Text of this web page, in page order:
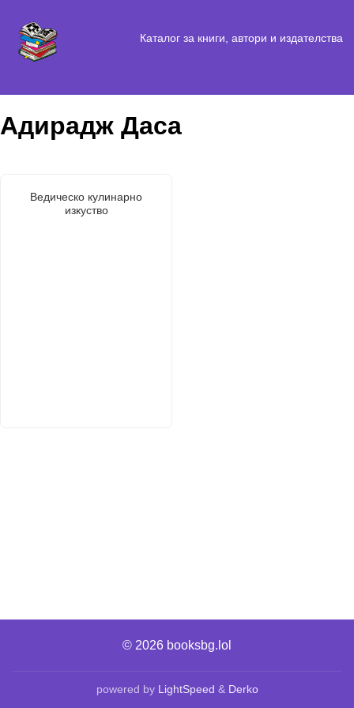
Каталог за книги, автори и издателства
Адирадж Даса
Ведическо кулинарно
изкуство
© 2026 booksbg.lol
powered by LightSpeed & Derko